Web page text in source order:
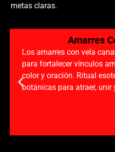
metas claras.
Amarres
Los amarres con vela
para fortalecer vínculos
color y oración. Ritual
botánicas para atraer, unir